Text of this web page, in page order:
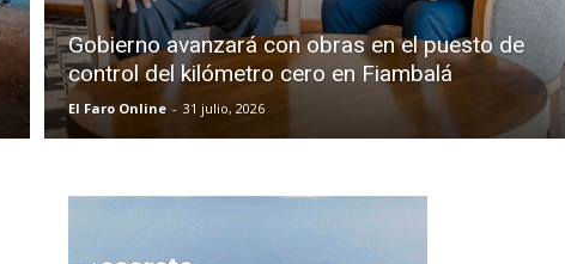
Gobierno avanzará con obras en el puesto de
control del kilómetro cero en Fiambalá
El Faro Online - 31 julio, 2026